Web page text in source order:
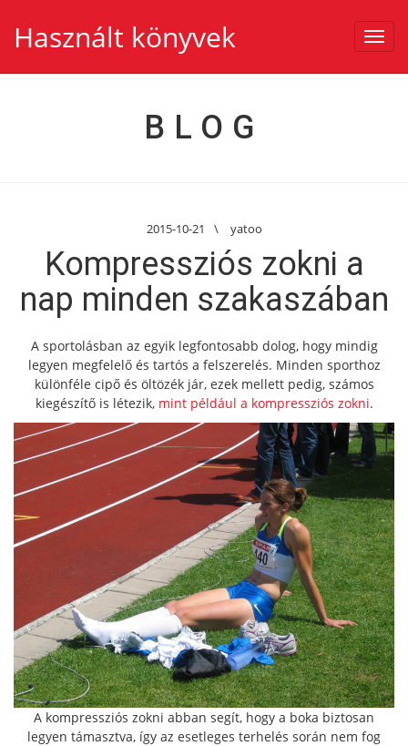
Használt könyvek
BLOG
2015-10-21 \ yatoo
Kompressziós zokni a
nap minden szakaszában
A sportolásban az egyik legfontosabb dolog, hogy mindig
legyen megfelelő és tartós a felszerelés. Minden sporthoz
különféle cipő és öltözék jár, ezek mellett pedig, számos
kiegészítő is létezik, mint például a kompressziós zokni.
A kompressziós zokni abban segít, hogy a boka biztosan
legyen támasztva, így az esetleges terhelés során nem fog